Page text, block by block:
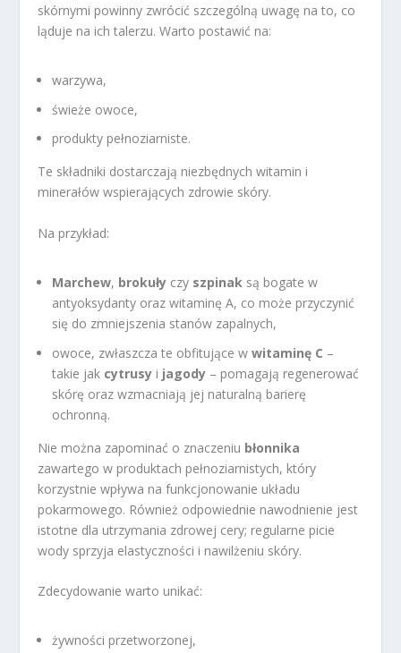
skórnymi powinny zwrócić szczególną uwagę na to, co
ląduje na ich talerzu. Warto postawić na:
warzywa,
świeże owoce,
produkty pełnoziarniste.
Te składniki dostarczają niezbędnych witamin i
minerałów wspierających zdrowie skóry.
Na przykład:
Marchew, brokuły czy szpinak są bogate w
antyoksydanty oraz witaminę A, co może przyczynić
się do zmniejszenia stanów zapalnych,
owoce, zwłaszcza te obfitujące wwitaminę C –
takie jak cytrusy i jagody – pomagają regenerować
skórę oraz wzmacniają jej naturalną barierę
ochronną.
Nie można zapominać o znaczeniu błonnika
zawartego w produktach pełnoziarnistych, który
korzystnie wpływa na funkcjonowanie układu
pokarmowego. Również odpowiednie nawodnienie jest
istotne dla utrzymania zdrowej cery; regularne picie
wody sprzyja elastyczności i nawilżeniu skóry.
Zdecydowanie warto unikać:
żywności przetworzonej,